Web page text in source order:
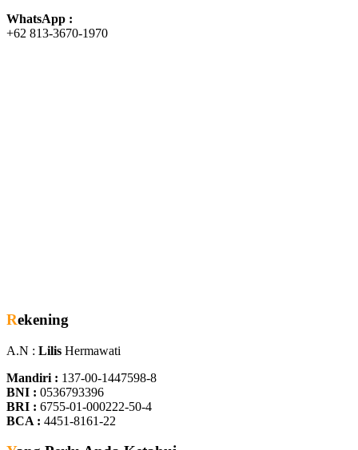
WhatsApp :
+62 813-3670-1970
Rekening
A.N : Lilis Hermawati
Mandiri : 137-00-1447598-8
BNI : 0536793396
BRI : 6755-01-000222-50-4
BCA : 4451-8161-22